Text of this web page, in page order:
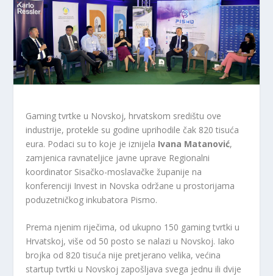
Gaming tvrtke u Novskoj, hrvatskom središtu ove
industrije, protekle su godine uprihodile čak 820 tisuća
eura. Podaci su to koje je iznijela Ivana Matanović,
zamjenica ravnateljice javne uprave Regionalni
koordinator Sisačko-moslavačke županije na
konferenciji Invest in Novska održane u prostorijama
poduzetničkog inkubatora Pismo.
Prema njenim riječima, od ukupno 150 gaming tvrtki u
Hrvatskoj, više od 50 posto se nalazi u Novskoj. Iako
brojka od 820 tisuća nije pretjerano velika, većina
startup tvrtki u Novskoj zapošljava svega jednu ili dvije